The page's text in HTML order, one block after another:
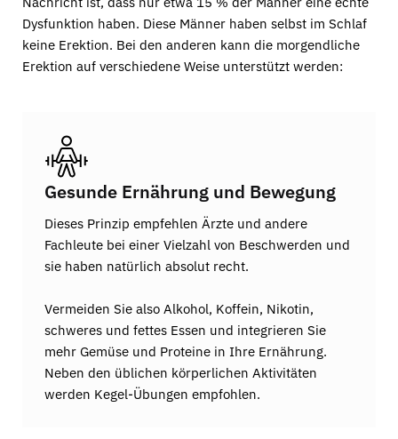
Dysfunktion haben. Diese Männer haben selbst im Schlaf
keine Erektion. Bei den anderen kann die morgendliche
Erektion auf verschiedene Weise unterstützt werden:
Gesunde Ernährung und Bewegung
Dieses Prinzip empfehlen Ärzte und andere
Fachleute bei einer Vielzahl von Beschwerden und
sie haben natürlich absolut recht.
Vermeiden Sie also Alkohol, Koffein, Nikotin,
schweres und fettes Essen und integrieren Sie
mehr Gemüse und Proteine in Ihre Ernährung.
Neben den üblichen körperlichen Aktivitäten
werden Kegel-Übungen empfohlen.